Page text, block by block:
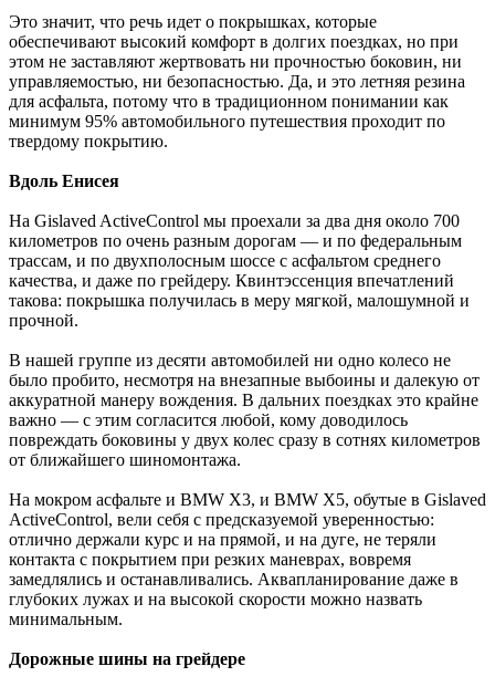
Это значит, что речь идет о покрышках, которые
обеспечивают высокий комфорт в долгих поездках, но при
этом не заставляют жертвовать ни прочностью боковин, ни
управляемостью, ни безопасностью. Да, и это летняя резина
для асфальта, потому что в традиционном понимании как
минимум 95% автомобильного путешествия проходит по
твердому покрытию.
Вдоль Енисея
На Gislaved ActiveControl мы проехали за два дня около 700
километров по очень разным дорогам — и по федеральным
трассам, и по двухполосным шоссе с асфальтом среднего
качества, и даже по грейдеру. Квинтэссенция впечатлений
такова: покрышка получилась в меру мягкой, малошумной и
прочной.
В нашей группе из десяти автомобилей ни одно колесо не
было пробито, несмотря на внезапные выбоины и далекую от
аккуратной манеру вождения. В дальних поездках это крайне
важно — с этим согласится любой, кому доводилось
повреждать боковины у двух колес сразу в сотнях километров
от ближайшего шиномонтажа.
На мокром асфальте и BMW X3, и BMW X5, обутые в Gislaved
ActiveControl, вели себя с предсказуемой уверенностью:
отлично держали курс и на прямой, и на дуге, не теряли
контакта с покрытием при резких маневрах, вовремя
замедлялись и останавливались. Аквапланирование даже в
глубоких лужах и на высокой скорости можно назвать
минимальным.
Дорожные шины на грейдере